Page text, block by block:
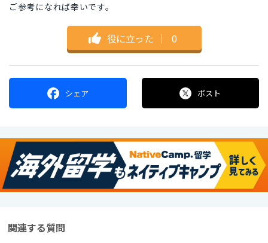
ご参考になれば幸いです。
役に立った ｜ 0
シェア ポスト
関連する質問